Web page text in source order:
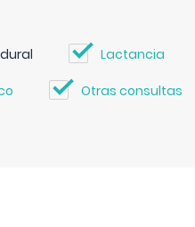
Lactancia
Otras consultas